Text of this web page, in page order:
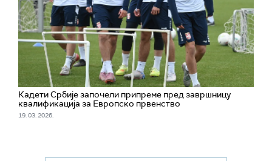
Кадети Србије започели припреме пред завршницу
квалификација за Европско првенство
19. 03. 2026.